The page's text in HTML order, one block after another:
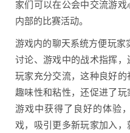
家们可以在公会中交流游
内部的比赛活动。
游戏内的聊天系统方便玩家
讨论、游戏中的战术指挥
玩家充分交流，这种良好
趣味性和粘性，还促进了
游戏中获得了良好的体验
戏，吸引更多新玩家加入